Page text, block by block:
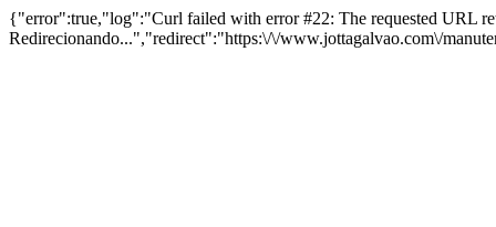
{"error":true,"log":"Curl failed with error #22: The requested URL
Redirecionando...","redirect":"https:\/\/www.jottagalvao.com\/